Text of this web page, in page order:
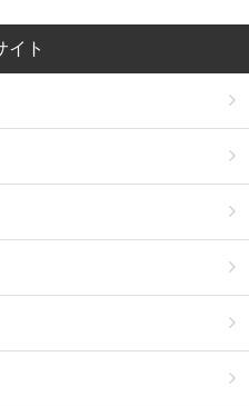
イト